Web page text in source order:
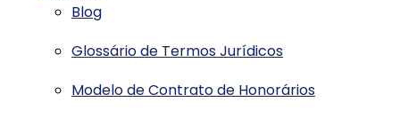
Blog
Glossário de Termos Jurídicos
Modelo de Contrato de Honorários